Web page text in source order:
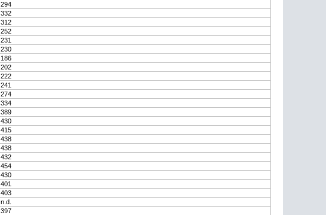
294
332
312
252
231
230
186
202
222
241
274
334
389
430
415
438
438
432
454
430
401
403
n.d.
397